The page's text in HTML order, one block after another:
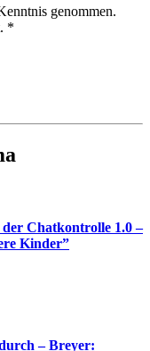
genommen.
*
Chatkontrolle 1.0 –
Kinder”
– Breyer: